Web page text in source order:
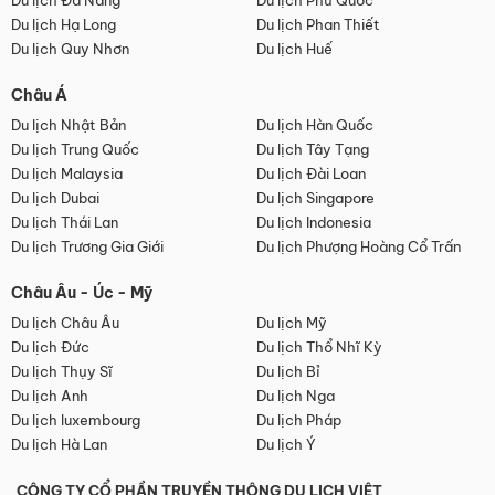
Du lịch Hạ Long
Du lịch Phan Thiết
Du lịch Quy Nhơn
Du lịch Huế
Châu Á
Du lịch Nhật Bản
Du lịch Hàn Quốc
Du lịch Trung Quốc
Du lịch Tây Tạng
Du lịch Malaysia
Du lịch Đài Loan
Du lịch Dubai
Du lịch Singapore
Du lịch Thái Lan
Du lịch Indonesia
Du lịch Trương Gia Giới
Du lịch Phượng Hoàng Cổ Trấn
Châu Âu - Úc - Mỹ
Du lịch Châu Âu
Du lịch Mỹ
Du lịch Đức
Du lịch Thổ Nhĩ Kỳ
Du lịch Thụy Sĩ
Du lịch Bỉ
Du lịch Anh
Du lịch Nga
Du lịch luxembourg
Du lịch Pháp
Du lịch Hà Lan
Du lịch Ý
CÔNG TY CỔ PHẦN TRUYỀN THÔNG DU LỊCH VIỆT